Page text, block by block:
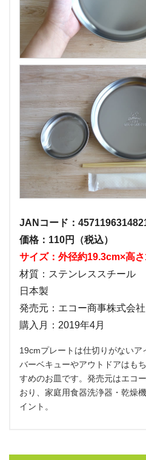
JANコード：
価格：110円（税込）
サイズ：外径約19.3cm×高
材質：ステンレススチール
日本製
発売元：エコー商事株式会社
購入月：2019年4月
19cmプレートは仕切りがないア
バーベキューやアウトドアはも
すめのお皿です。発売元はエコ
おり、家庭用食器洗浄器・乾燥
イント。